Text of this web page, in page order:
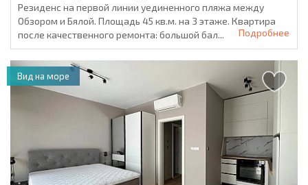
Резиденс на первой линии уединенного пляжа между
Обзором и Бялой. Площадь 45 кв.м. на 3 этаже. Квартира
после качественного ремонта: большой бал...
Подробнее
Вид на море